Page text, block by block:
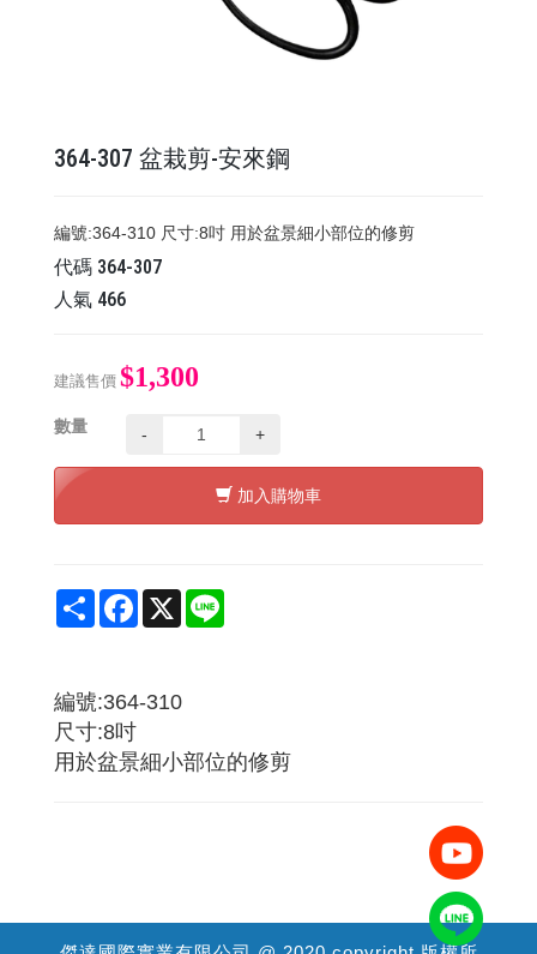
364-307 盆栽剪-安來鋼
編號:364-310 尺寸:8吋 用於盆景細小部位的修剪
代碼 364-307
人氣 466
建議售價 $1,300
數量 - +
加入購物車
Share Facebook
X
編號:364-310
尺寸:8吋
用於盆景細小部位的修剪